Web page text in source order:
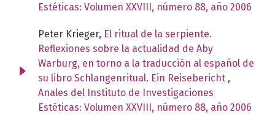
Estéticas: Volumen XXVIII, número 88, año 2006
Peter Krieger, El ritual de la serpiente.
Reflexiones sobre la actualidad de Aby
Warburg, en torno a la traducción al español de
su libro Schlangenritual. Ein Reisebericht ,
Anales del Instituto de Investigaciones
Estéticas: Volumen XXVIII, número 88, año 2006